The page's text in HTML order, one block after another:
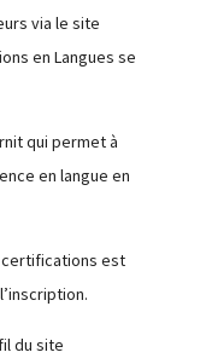
via le site
en Langues se
qui permet à
en langue en
certifications est
du site